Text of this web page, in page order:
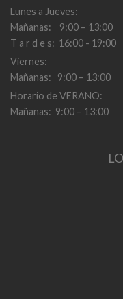
Lunes a Jueves:
Mañanas: 9:00 – 13:00
T a r d e s: 16:00 - 19:00
Viernes:
Mañanas: 9:00 – 13:00
Horario de VERANO:
Mañanas: 9:00 – 13:00